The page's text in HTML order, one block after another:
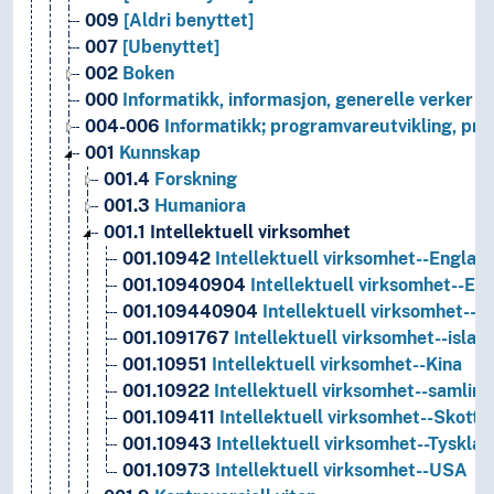
009 [Aldri benyttet]
007 [Ubenyttet]
002 Boken
000 Informatikk, informasjon, generelle verker
004-006 Informatikk; programvareutvikling,
001 Kunnskap
001.4 Forskning
001.3 Humaniora
001.1
Intellektuell virksomhet
001.10942 Intellektuell virksomhet--England
001.10940904 Intellektuell virksomhet--
001.109440904 Intellektuell virksomhet--
001.1091767 Intellektuell virksomhet--
001.10951
Intellektuell virksomhet--Kina
001.10922 Intellektuell virksomhet--
001.109411
Intellektuell virksomhet--
001.10943 Intellektuell virksomhet--Tyskland
001.10973 Intellektuell virksomhet--USA